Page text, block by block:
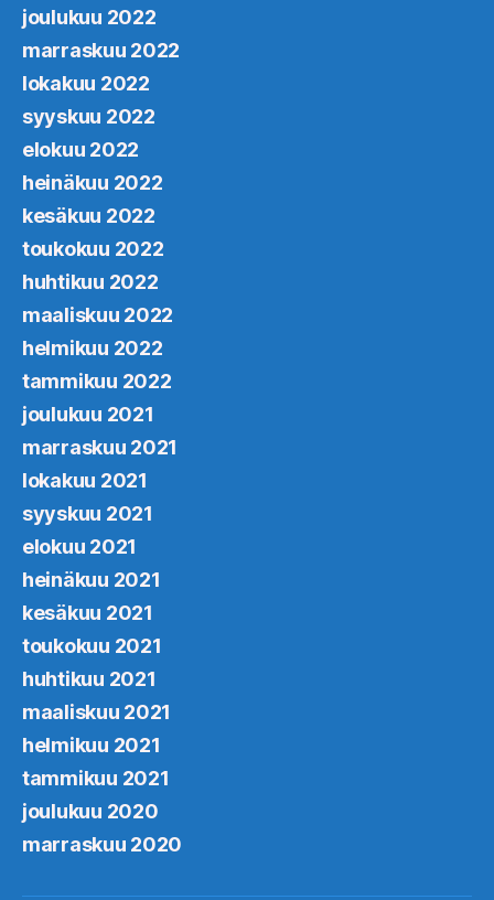
joulukuu 2022
marraskuu 2022
lokakuu 2022
syyskuu 2022
elokuu 2022
heinäkuu 2022
kesäkuu 2022
toukokuu 2022
huhtikuu 2022
maaliskuu 2022
helmikuu 2022
tammikuu 2022
joulukuu 2021
marraskuu 2021
lokakuu 2021
syyskuu 2021
elokuu 2021
heinäkuu 2021
kesäkuu 2021
toukokuu 2021
huhtikuu 2021
maaliskuu 2021
helmikuu 2021
tammikuu 2021
joulukuu 2020
marraskuu 2020